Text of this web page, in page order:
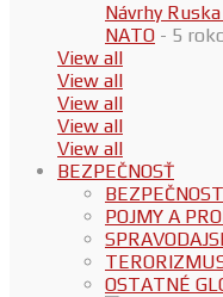
Návrhy
NATO - 5
View all
View all
View all
View all
View all
BEZPEČNOSŤ
POJMY A
OSTATNÉ